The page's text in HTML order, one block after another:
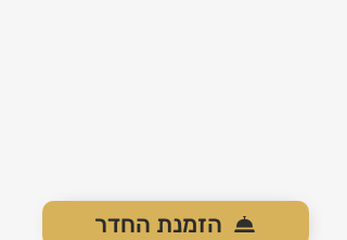
הזמנת החדר